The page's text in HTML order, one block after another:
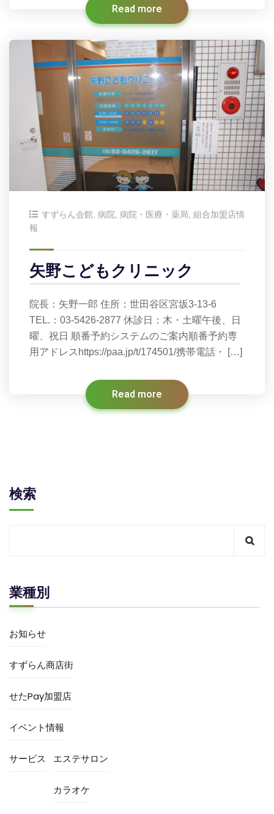
Read more
すずらん会館 病院 病院・医療・薬局 組合加盟店情
報
矢野こどもクリニック
院長：矢野一郎 住所：世田谷区宮坂3-13-6
TEL.：03-5426-2877 休診日：木・土曜午後、日
曜、祝日 順番予約システムのご案内順番予約専
用アドレスhttps://paa.jp/t/174501/携帯電話・ […]
Read more
検索
業種別
お知らせ
すずらん商店街
せたPay加盟店
イベント情報
サービス エステサロン
カラオケ